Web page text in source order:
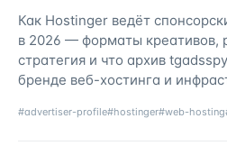
Как Hostinger ведёт
в 2026 — форматы креативов,
стратегия и что архив
бренде веб-хостинга и
#advertiser-profile#hostinger#web-hosting